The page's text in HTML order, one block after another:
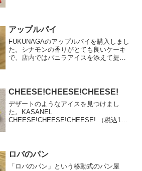
ンには、粉末・バー・ゼリー...
アップルパイ
FUKUNAGAのアップルパイを購入しまし
た。シナモンの香りがとても良いケーキ
で、店内ではバニラアイスを添えて提供
部分で火傷してし...
CHEESE!CHEESE!CHEESE!
デザートのようなアイスを見つけまし
た。KASANEL
CHEESE!CHEESE!CHEESE! （税込105
す。デザートのようなアイ...
ロバのパン
「ロバのパン」という移動式のパン屋